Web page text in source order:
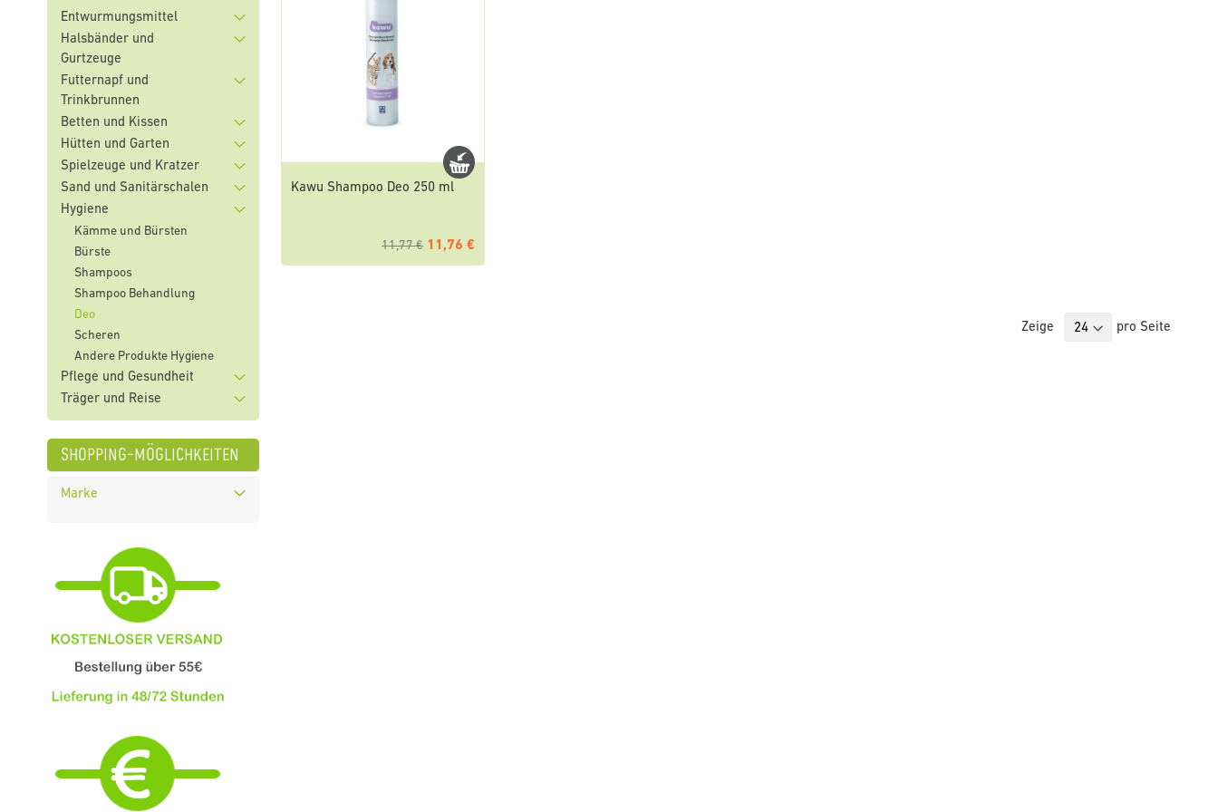
Kawu Shampoo Deo 250 ml
11,77 € 11,76 €
Zeige pro Seite
Entwurmungsmittel
Halsbänder und
Gurtzeuge
Futternapf und
Trinkbrunnen
Betten und Kissen
Hütten und Garten
Spielzeuge und Kratzer
Sand und Sanitärschalen
Hygiene
Kämme und Bürsten
Bürste
Shampoos
Shampoo Behandlung
Deo
Scheren
Andere Produkte Hygiene
Pflege und Gesundheit
Träger und Reise
shopping-möglichkeiten
Marke